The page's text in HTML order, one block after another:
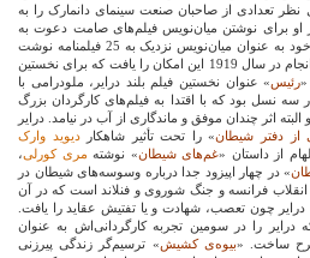
تعدادی از صاحبان صنعت سینمای دانمارک را به
برای نوشتن میان‌نویس فیلم‌های صامت دعوت به
همکاری کردند. کارل در مدت فعالیت خود به عنوان میان‌نویس نزدیک به 25 فیلمنامه نوشت
که همگی به فیلم در‌ آمدند تا اینکه سرانجام در سال 1919 این امکان را یافت که برای نخستین
«رئیس» عنوان نخستین فیلم بلند درایر، ملودرامی با
نسل بود که با اقتدا به فیلم‌های کارگردان بزرگ
اثر چندان موفق و ماندگاری از آب در نیامد. درایر
از دفتر شیطان» را تحت تأثیر شاهکاردیوید وارک
از داستان «غم‌های شیطان» نوشته مری کورلی،
» در چهار اپیزود جدا درباره وسوسه‌های شیطان در
فرانسه و جنگ شوروی و فنلاند است که در آن
درایر چون تعصب، شهادت و یا تفتیش عقاید را یافت.
درایر را در سومین تجربه کارگردانی‌اش به عنوان
ساخت. «بیوه‌ی کشیش» ترسیم‌گر زندگی پیرزنی